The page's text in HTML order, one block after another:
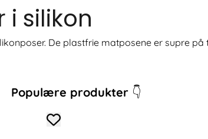
silikon
De plastfrie matposene er supre
Populære produkter 👇